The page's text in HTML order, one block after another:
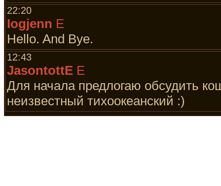
22:20
Iogjenn E
Hello. And Bye.
12:43
JasontottE E
Для начала предлогаю обсудить
неизвестный тихоокеанский :)